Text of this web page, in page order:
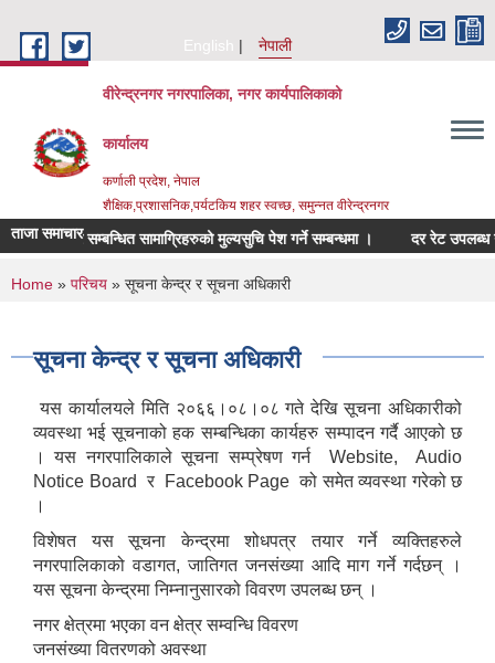
English
नेपाली
वीरेन्द्रनगर नगरपालिका, नगर कार्यपालिकाको
कार्यालय
कर्णाली प्रदेश, नेपाल
शैक्षिक,प्रशासनिक,पर्यटकिय शहर स्वच्छ, समुन्नत वीरेन्द्रनगर
ताजा समाचार
फर्निचर सम्बन्धित सामाग्रिहरुको मुल्यसुचि पेश गर्ने सम्बन्धमा । दर रेट उपलब्ध
You are here
Home » परिचय » सूचना केन्द्र र सूचना अधिकारी
सूचना केन्द्र र सूचना अधिकारी
यस कार्यालयले मिति २०६६।०८।०८ गते देखि सूचना अधिकारीको
व्यवस्था भई सूचनाको हक सम्बन्धिका कार्यहरु सम्पादन गर्दै आएको छ
। यस नगरपालिकाले सूचना सम्प्रेषण गर्न Website, Audio
Notice Board र Facebook Page को समेत व्यवस्था गरेको छ
।
विशेषत यस सूचना केन्द्रमा शोधपत्र तयार गर्ने व्यक्तिहरुले
नगरपालिकाको वडागत, जातिगत जनसंख्या आदि माग गर्ने गर्दछन् ।
यस सूचना केन्द्रमा निम्नानुसारको विवरण उपलब्ध छन् ।
नगर क्षेत्रमा भएका वन क्षेत्र सम्वन्धि विवरण
जनसंख्या वितरणको अवस्था